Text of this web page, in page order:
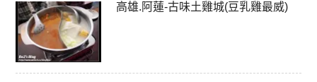
高雄.阿蓮-古味土雞城(豆乳雞最威)